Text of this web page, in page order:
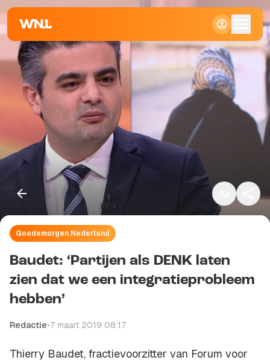
Klein
Standaard
Goedemorgen Nederland
Baudet: ‘Partijen als DENK laten
zien dat we een integratieprobleem
hebben’
Redactie•7 maart 2019 08:17
Thierry Baudet, fractievoorzitter van Forum voor